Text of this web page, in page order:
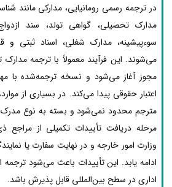
در ترجمه رسمی رومانیایی، مدارکی مانند
مدارک تحصیلی، گواهی تولد، سند
سوءپیشینه، مدارک شغلی، اسناد ثبتی و
می‌شوند. این فرآیند معمولاً با ترجمه
مجوز آغاز می‌شود و نسخه ترجمه‌شده با
اعتبار حقوقی پیدا می‌کند. در بسیاری از
مترجم محدود نمی‌شود و بسته به نوع مدرک
مرحله دریافت تأییدات تکمیلی از مراجع
وزارت امور خارجه و در نهایت سفارت یا
ادامه یابد. این تأییدات باعث می‌شود
اداری در سطح بین‌المللی قابل پذیرش باشد.